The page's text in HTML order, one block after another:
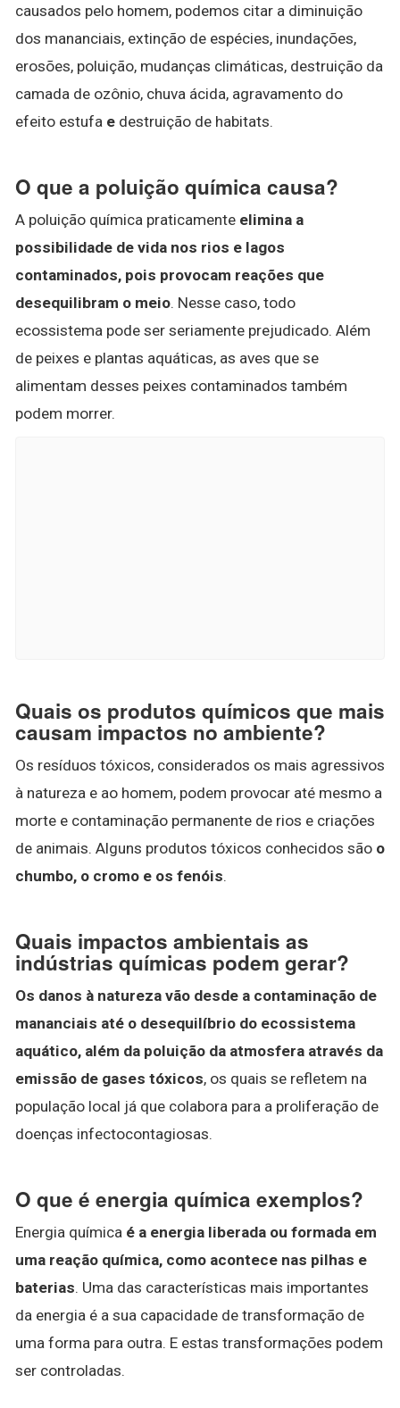
causados pelo homem, podemos citar a diminuição
dos mananciais, extinção de espécies, inundações,
erosões, poluição, mudanças climáticas, destruição da
camada de ozônio, chuva ácida, agravamento do
efeito estufa e destruição de habitats.
O que a poluição química causa?
A poluição química praticamente elimina a
possibilidade de vida nos rios e lagos
contaminados, pois provocam reações que
desequilibram o meio. Nesse caso, todo
ecossistema pode ser seriamente prejudicado. Além
de peixes e plantas aquáticas, as aves que se
alimentam desses peixes contaminados também
podem morrer.
Quais os produtos químicos que mais
causam impactos no ambiente?
Os resíduos tóxicos, considerados os mais agressivos
à natureza e ao homem, podem provocar até mesmo a
morte e contaminação permanente de rios e criações
de animais. Alguns produtos tóxicos conhecidos são o
chumbo, o cromo e os fenóis.
Quais impactos ambientais as
indústrias químicas podem gerar?
Os danos à natureza vão desde a contaminação de
mananciais até o desequilíbrio do ecossistema
aquático, além da poluição da atmosfera através da
emissão de gases tóxicos, os quais se refletem na
população local já que colabora para a proliferação de
doenças infectocontagiosas.
O que é energia química exemplos?
Energia química é a energia liberada ou formada em
uma reação química, como acontece nas pilhas e
baterias. Uma das características mais importantes
da energia é a sua capacidade de transformação de
uma forma para outra. E estas transformações podem
ser controladas.